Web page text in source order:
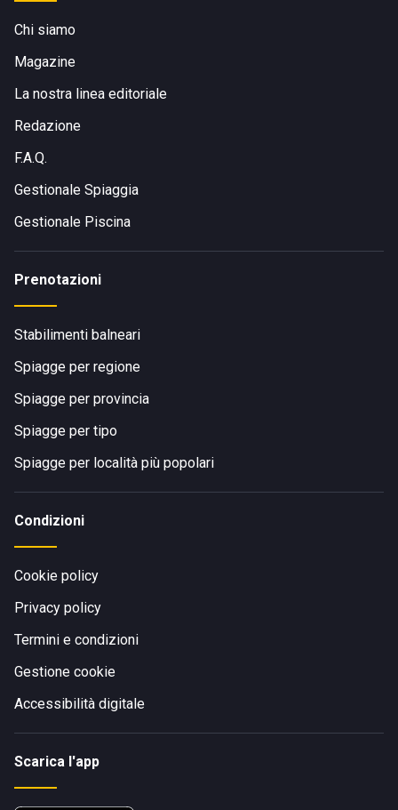
Chi siamo
Magazine
La nostra linea editoriale
Redazione
F.A.Q.
Gestionale Spiaggia
Gestionale Piscina
Prenotazioni
Stabilimenti balneari
Spiagge per regione
Spiagge per provincia
Spiagge per tipo
Spiagge per località più popolari
Condizioni
Cookie policy
Privacy policy
Termini e condizioni
Gestione cookie
Accessibilità digitale
Scarica l'app